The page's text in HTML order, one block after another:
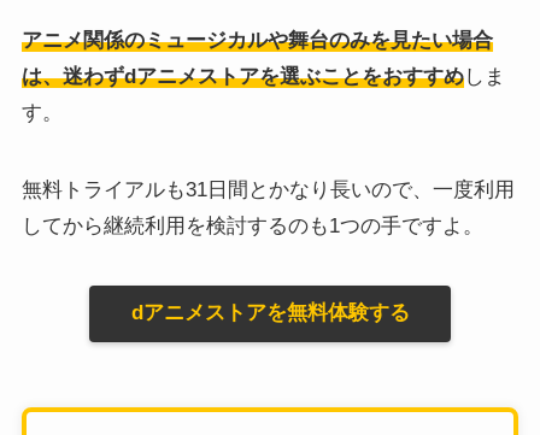
アニメ関係のミュージカルや舞台のみを見たい場合
は、迷わずdアニメストアを選ぶことをおすすめしま
す。
無料トライアルも31日間とかなり長いので、一度利用
してから継続利用を検討するのも1つの手ですよ。
dアニメストアを無料体験する